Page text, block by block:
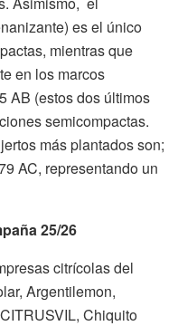
es el único
mientras que
en los marcos
AB (estos dos últimos
semicompactas.
más plantados son;
AC, representando un
25/26
citrícolas del
Argentilemon,
Chiquito